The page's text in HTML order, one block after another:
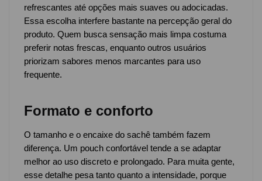
refrescantes até opções mais suaves ou adocicadas.
Essa escolha interfere bastante na percepção geral do
produto. Quem busca sensação mais limpa costuma
preferir notas frescas, enquanto outros usuários
priorizam sabores menos marcantes para uso
frequente.
Formato e conforto
O tamanho e o encaixe do sachê também fazem
diferença. Um pouch confortável tende a se adaptar
melhor ao uso discreto e prolongado. Para muita gente,
esse detalhe pesa tanto quanto a intensidade, porque